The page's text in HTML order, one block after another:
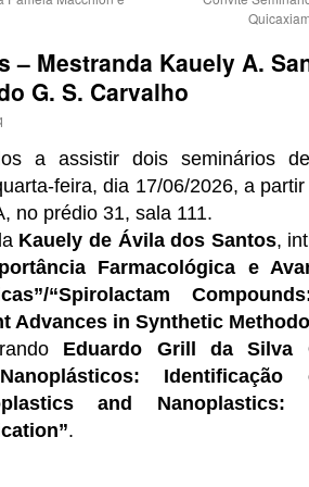
– Mestranda Kauely A.
G. S. Carvalho
a assistir dois seminários
feira, dia 17/06/2026, a
no prédio 31, sala 111.
Kauely de Ávila dos Santos,
Farmacológica e
“Spirolactam
Advances in Synthetic
ando Eduardo Grill da Silva
and Nanoplastics:
.